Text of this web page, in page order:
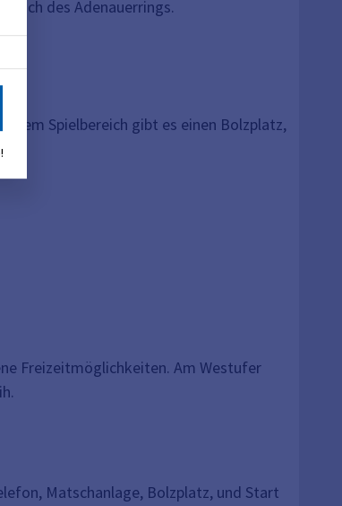
des Adenauerrings.
Spielbereich gibt es einen Bolzplatz,
Freizeitmöglichkeiten. Am Westufer
Matschanlage, Bolzplatz, und Start